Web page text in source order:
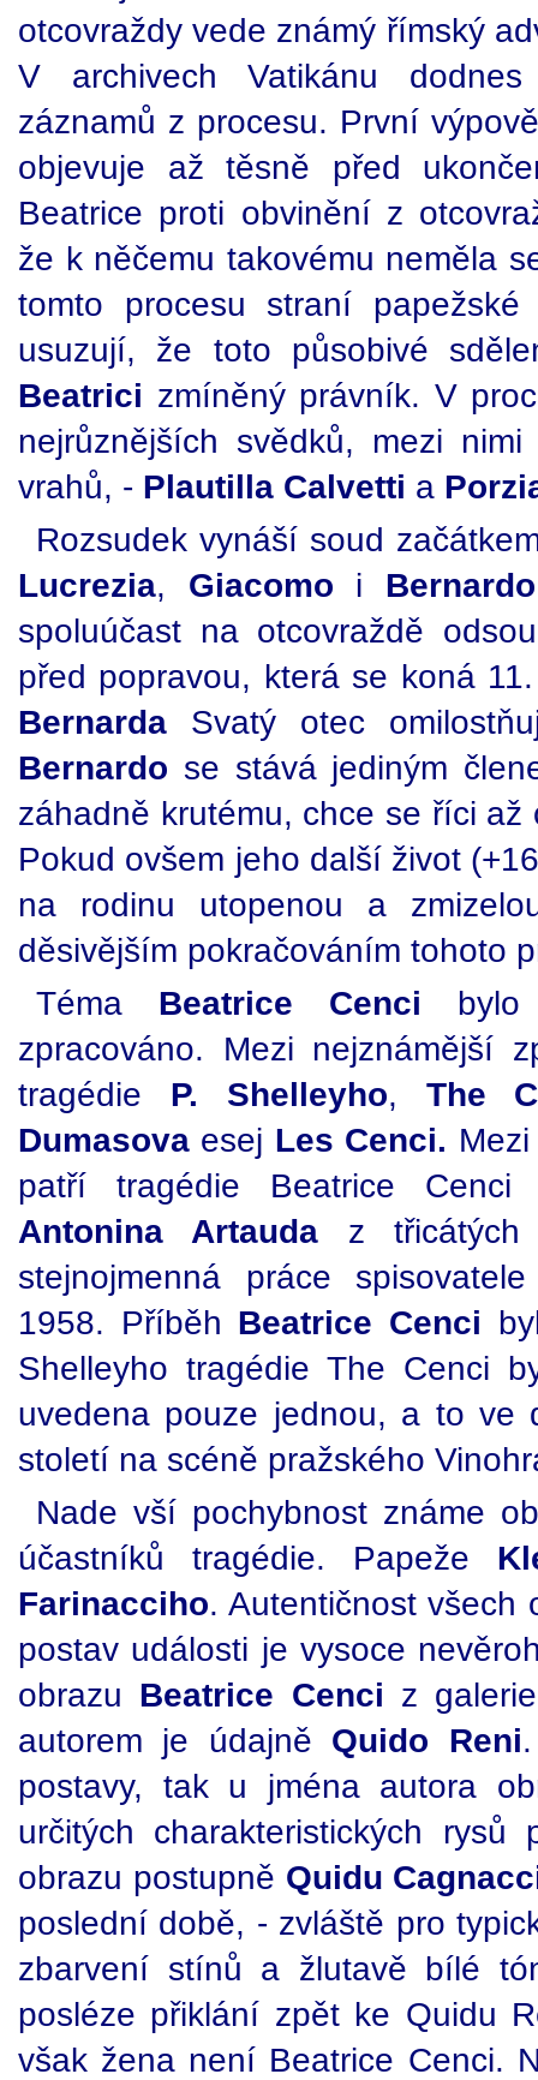
otcovraždy vede známý římský
V archivech Vatikánu
záznamů z procesu. První
objevuje až těsně před
Beatrice proti obvinění z
že k něčemu takovému neměla
tomto procesu straní
usuzují, že toto působivé
Beatrici zmíněný právník. V
nejrůznějších svědků, mezi
vrahů, - Plautilla Calvetti a
Rozsudek vynáší soud
Lucrezia, Giacomo i Bernardo
spoluúčast na otcovraždě
před popravou, která se koná
Bernarda Svatý otec
Bernardo se stává jediným
záhadně krutému, chce se říci
Pokud ovšem jeho další život
na rodinu utopenou a
děsivějším pokračováním tohoto
Téma Beatrice Cenci bylo
zpracováno. Mezi nejznámější
tragédie P. Shelleyho, The
Dumasova esej Les Cenci.
patří tragédie Beatrice Cenci
Antonina Artauda z třicátých
stejnojmenná práce
1958. Příběh Beatrice Cenci
Shelleyho tragédie The Cenci
uvedena pouze jednou, a to ve
století na scéně pražského
Nade vší pochybnost známe
účastníků tragédie. Papeže
Farinacciho. Autentičnost všech
postav události je vysoce
obrazu Beatrice Cenci z
autorem je údajně Quido Reni
postavy, tak u jména autora
určitých charakteristických rysů
obrazu postupně Quidu
poslední době, - zvláště pro
zbarvení stínů a žlutavě bílé
posléze přiklání zpět ke Quidu
však žena není Beatrice Cenci.